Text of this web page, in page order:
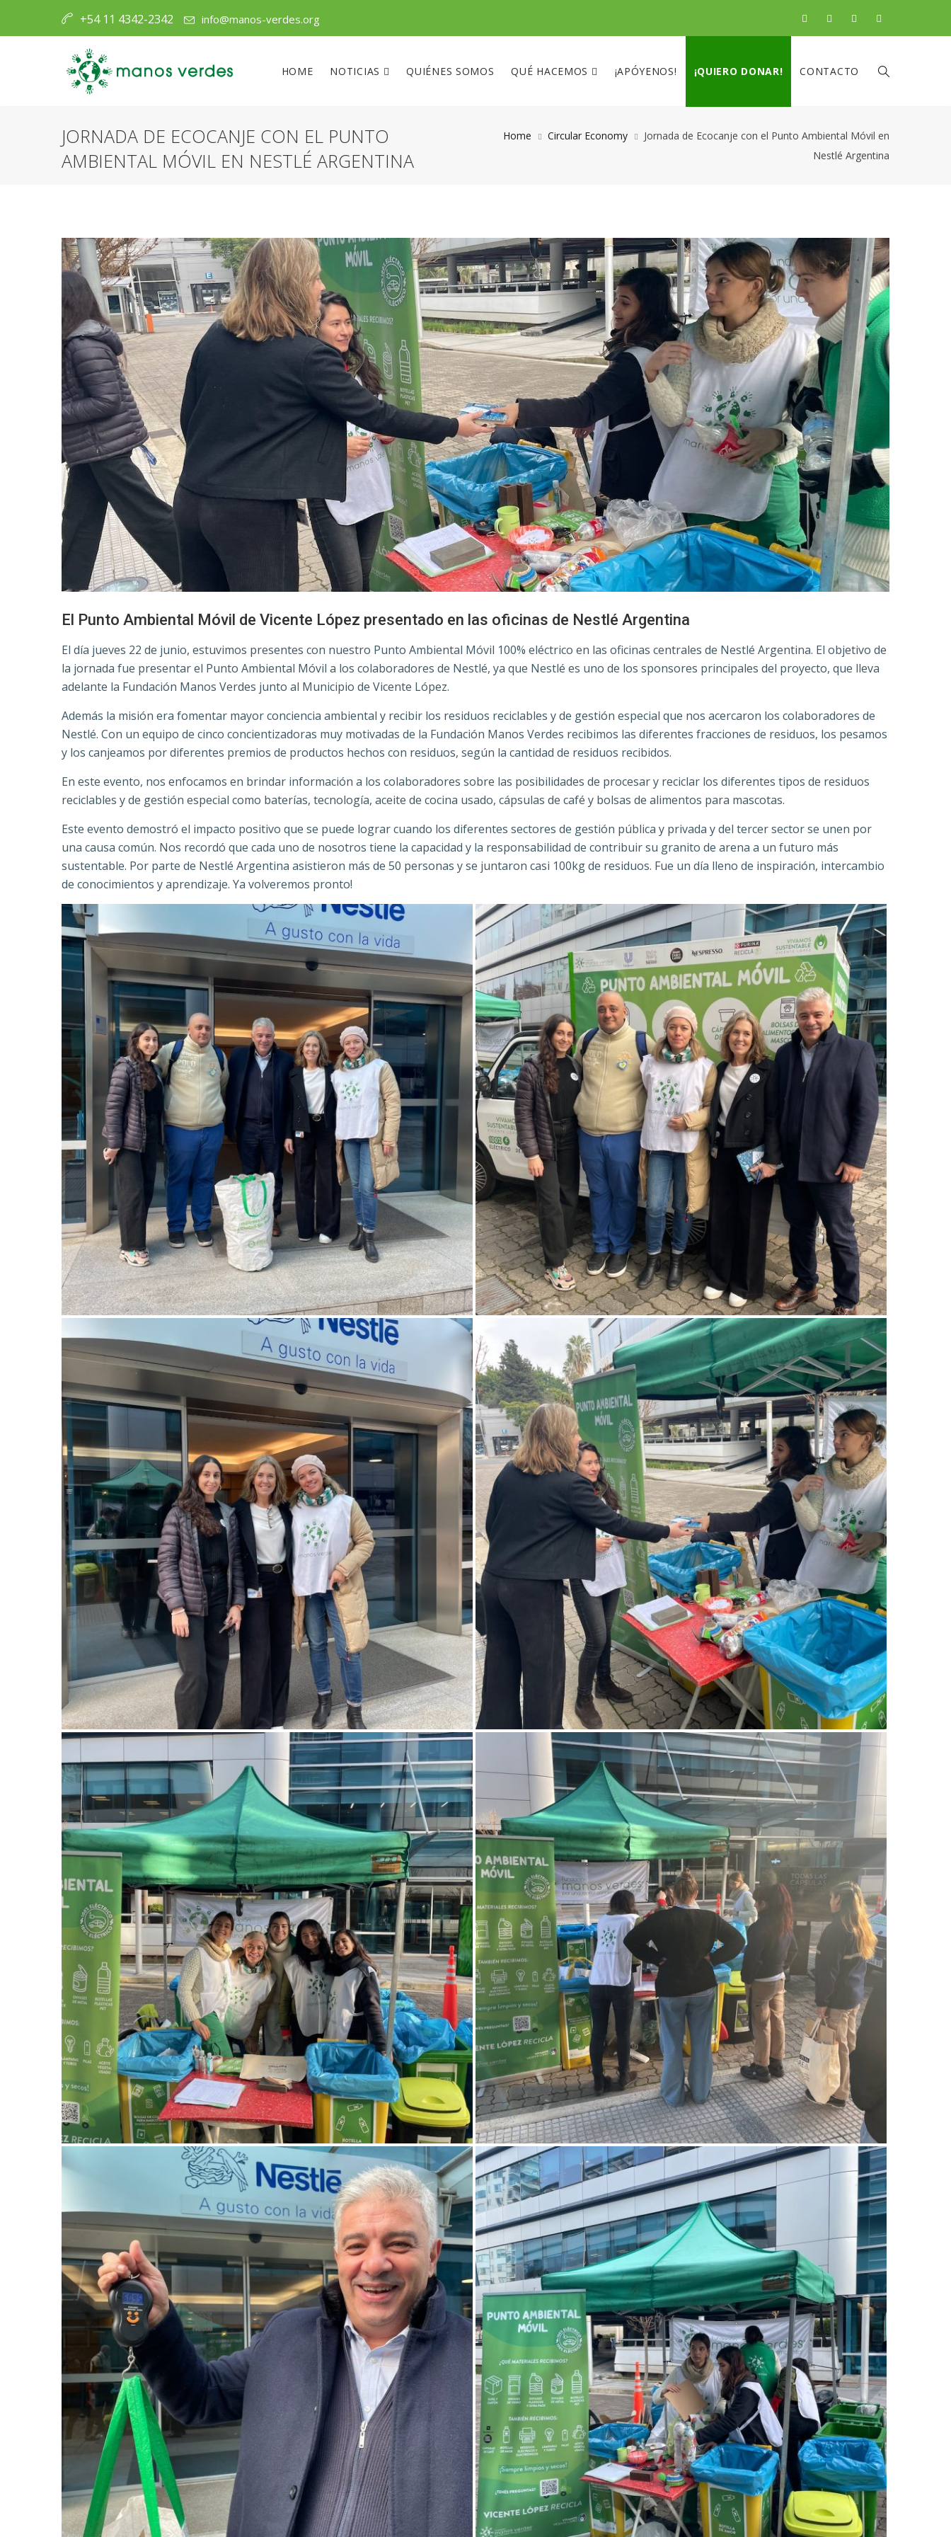
+54 11 4342-2342 info@manos-verdes.org
HOME NOTICIAS QUIÉNES SOMOS QUÉ HACEMOS ¡APÓYENOS! ¡QUIERO DONAR! CONTACTO
JORNADA DE ECOCANJE CON EL PUNTO
AMBIENTAL MÓVIL EN NESTLÉ ARGENTINA
Home Circular Economy
Jornada de Ecocanje con el Punto Ambiental Móvil en
Nestlé Argentina
El Punto Ambiental Móvil de Vicente López presentado en las oficinas de Nestlé Argentina
El día jueves 22 de junio, estuvimos presentes con nuestro Punto Ambiental Móvil 100% eléctrico en las oficinas centrales de Nestlé Argentina. El objetivo de
la jornada fue presentar el Punto Ambiental Móvil a los colaboradores de Nestlé, ya que Nestlé es uno de los sponsores principales del proyecto, que lleva
adelante la Fundación Manos Verdes junto al Municipio de Vicente López.
Además la misión era fomentar mayor conciencia ambiental y recibir los residuos reciclables y de gestión especial que nos acercaron los colaboradores de
Nestlé. Con un equipo de cinco concientizadoras muy motivadas de la Fundación Manos Verdes recibimos las diferentes fracciones de residuos, los pesamos
y los canjeamos por diferentes premios de productos hechos con residuos, según la cantidad de residuos recibidos.
En este evento, nos enfocamos en brindar información a los colaboradores sobre las posibilidades de procesar y reciclar los diferentes tipos de residuos
reciclables y de gestión especial como baterías, tecnología, aceite de cocina usado, cápsulas de café y bolsas de alimentos para mascotas.
Este evento demostró el impacto positivo que se puede lograr cuando los diferentes sectores de gestión pública y privada y del tercer sector se unen por
una causa común. Nos recordó que cada uno de nosotros tiene la capacidad y la responsabilidad de contribuir su granito de arena a un futuro más
sustentable. Por parte de Nestlé Argentina asistieron más de 50 personas y se juntaron casi 100kg de residuos. Fue un día lleno de inspiración, intercambio
de conocimientos y aprendizaje. Ya volveremos pronto!